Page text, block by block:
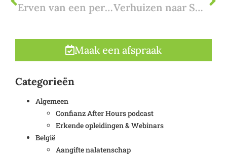
Erven van een persoon uit het buitenland? Veelvoorkomende vragen Verhuizen naar Spanje: waar op letten?
Maak een afspraak
Categorieën
Algemeen
Confianz After Hours podcast
Erkende opleidingen & Webinars
België
Aangifte nalatenschap